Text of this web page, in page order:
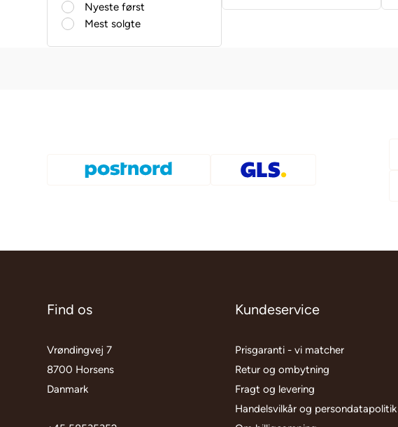
Nyeste først
Mest solgte
Find os
Vrøndingvej 7
8700 Horsens
Danmark
Kundeservice
Prisgaranti - vi matcher
Retur og ombytning
Fragt og levering
Handelsvilkår og persondatapolitik